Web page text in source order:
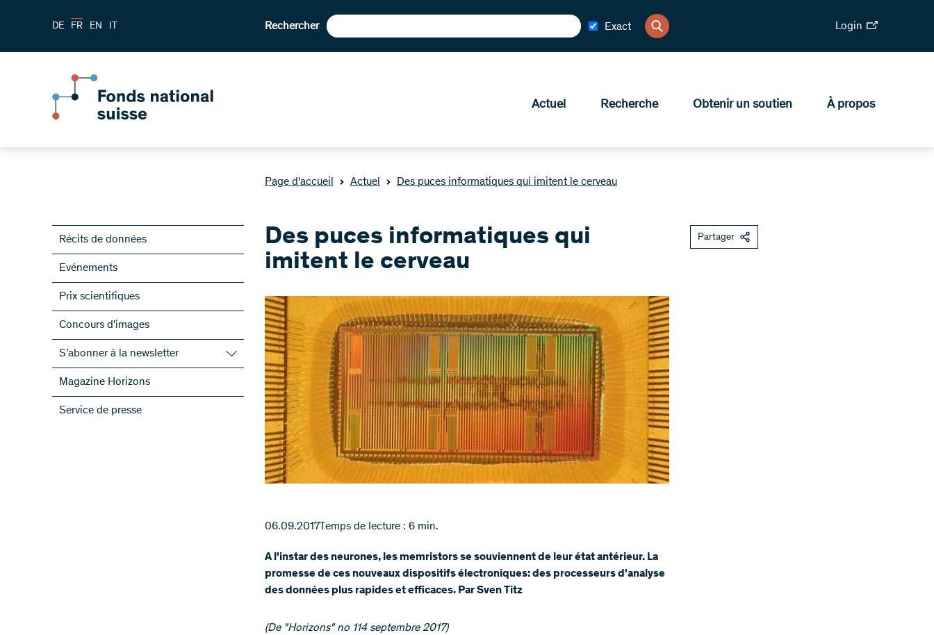
DE FR EN IT Rechercher Exact Login
Actuel Recherche Obtenir un soutien À propos
Page d'accueil Actuel Des puces informatiques qui imitent le cerveau
Récits de données
Evénements
Prix scientifiques
Concours d’images
S’abonner à la newsletter
S’abonner à la newsletter du FNS
S’abonner aux newsletter des PRN
ScienceGeist
Magazine Horizons
Service de presse
Des puces informatiques qui
imitent le cerveau
06.09.2017Temps de lecture : 6 min.
A l'instar des neurones, les memristors se souviennent de leur état antérieur. La
promesse de ces nouveaux dispositifs électroniques: des processeurs d'analyse
des données plus rapides et efficaces. Par Sven Titz
(De "Horizons" no 114 septembre 2017)​​​
Partager